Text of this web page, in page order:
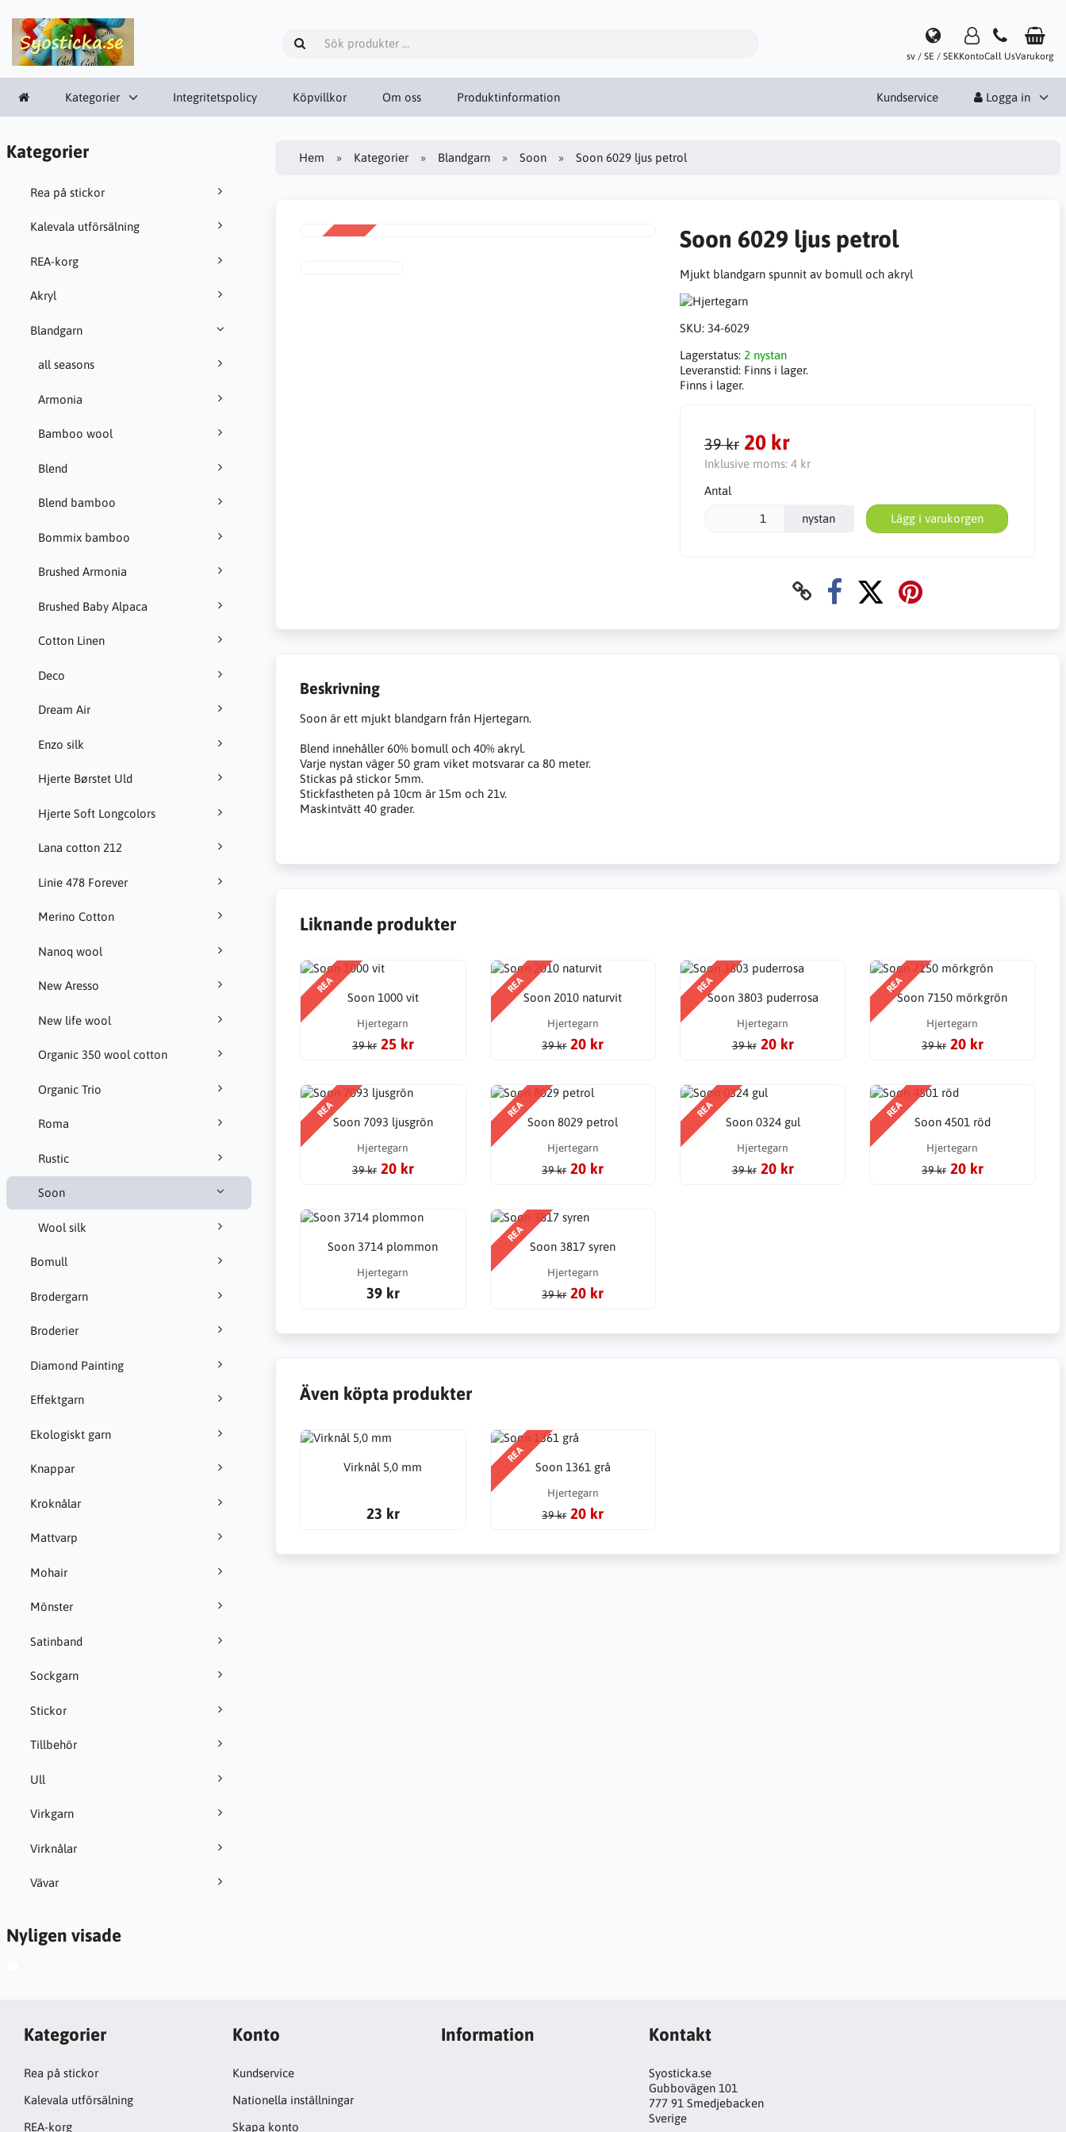
sv / SE / SEKKontoCall UsVarukorg
Kategorier Integritetspolicy Köpvillkor Om oss Produktinformation Kundservice Logga in
Kategorier
Rea på stickor
Kalevala utförsälning
REA-korg
Akryl
Blandgarn
all seasons
Armonia
Bamboo wool
Blend
Blend bamboo
Bommix bamboo
Brushed Armonia
Brushed Baby Alpaca
Cotton Linen
Deco
Dream Air
Enzo silk
Hjerte Børstet Uld
Hjerte Soft Longcolors
Lana cotton 212
Linie 478 Forever
Merino Cotton
Nanoq wool
New Aresso
New life wool
Organic 350 wool cotton
Organic Trio
Roma
Rustic
Soon
Wool silk
Bomull
Brodergarn
Broderier
Diamond Painting
Effektgarn
Ekologiskt garn
Knappar
Kroknålar
Mattvarp
Mohair
Mönster
Satinband
Sockgarn
Stickor
Tillbehör
Ull
Virkgarn
Virknålar
Vävar
Nyligen visade
Hem Kategorier Blandgarn Soon Soon 6029 ljus petrol
Soon 6029 ljus petrol
Mjukt blandgarn spunnit av bomull och akryl
SKU: 34-6029
Lagerstatus: 2 nystan
Leveranstid: Finns i lager.
Finns i lager.
39 kr 20 kr
Inklusive moms: 4 kr
Antal
nystan Lägg i varukorgen
Beskrivning
Soon är ett mjukt blandgarn från Hjertegarn.
Blend innehåller 60% bomull och 40% akryl.
Varje nystan väger 50 gram viket motsvarar ca 80 meter.
Stickas på stickor 5mm.
Stickfastheten på 10cm är 15m och 21v.
Maskintvätt 40 grader.
Liknande produkter
REA
Soon 1000 vit
Hjertegarn
39 kr 25 kr
REA
Soon 2010 naturvit
Hjertegarn
39 kr 20 kr
REA
Soon 3803 puderrosa
Hjertegarn
39 kr 20 kr
REA
Soon 7150 mörkgrön
Hjertegarn
39 kr 20 kr
REA
Soon 7093 ljusgrön
Hjertegarn
39 kr 20 kr
REA
Soon 8029 petrol
Hjertegarn
39 kr 20 kr
REA
Soon 0324 gul
Hjertegarn
39 kr 20 kr
REA
Soon 4501 röd
Hjertegarn
39 kr 20 kr
Soon 3714 plommon
Hjertegarn
39 kr
REA
Soon 3817 syren
Hjertegarn
39 kr 20 kr
Även köpta produkter
Virknål 5,0 mm
23 kr
REA
Soon 1361 grå
Hjertegarn
39 kr 20 kr
Kategorier
Rea på stickor
Kalevala utförsälning
REA-korg
Konto
Kundservice
Nationella inställningar
Skapa konto
Information Kontakt
Syosticka.se
Gubbovägen 101
777 91 Smedjebacken
Sverige